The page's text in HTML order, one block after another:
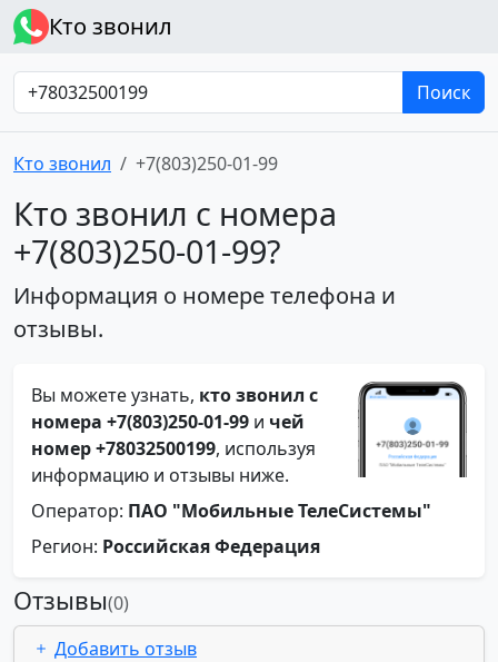
Кто звонил
Поиск
Кто звонил +7(803)250-01-99
Кто звонил с номера
+7(803)250-01-99?
Информация о номере телефона и
отзывы.
Вы можете узнать, кто звонил с
номера +7(803)250-01-99 и чей
номер +78032500199, используя
информацию и отзывы ниже.
Оператор: ПАО "Мобильные ТелеСистемы"
Регион: Российская Федерация
Отзывы(0)
Добавить отзыв